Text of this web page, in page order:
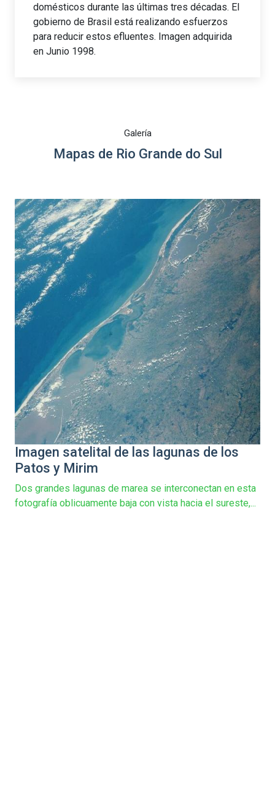
domésticos durante las últimas tres décadas. El
gobierno de Brasil está realizando esfuerzos
para reducir estos efluentes. Imagen adquirida
en Junio 1998.
Galería
Mapas de Rio Grande do Sul
Imagen satelital de las lagunas de los
Patos y Mirim
Dos grandes lagunas de marea se interconectan en esta
fotografía oblicuamente baja con vista hacia el sureste,...